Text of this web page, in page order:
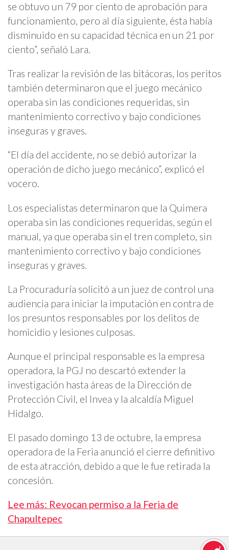
se obtuvo un 79 por ciento de aprobación para
funcionamiento, pero al día siguiente, ésta había
disminuido en su capacidad técnica en un 21 por
ciento”, señaló Lara.
Tras realizar la revisión de las bitácoras, los peritos
también determinaron que el juego mecánico
operaba sin las condiciones requeridas, sin
mantenimiento correctivo y bajo condiciones
inseguras y graves.
“El día del accidente, no se debió autorizar la
operación de dicho juego mecánico”, explicó el
vocero.
Los especialistas determinaron que la Quimera
operaba sin las condiciones requeridas, según el
manual, ya que operaba sin el tren completo, sin
mantenimiento correctivo y bajo condiciones
inseguras y graves.
La Procuraduría solicitó a un juez de control una
audiencia para iniciar la imputación en contra de
los presuntos responsables por los delitos de
homicidio y lesiones culposas.
Aunque el principal responsable es la empresa
operadora, la PGJ no descartó extender la
investigación hasta áreas de la Dirección de
Protección Civil, el Invea y la alcaldía Miguel
Hidalgo.
El pasado domingo 13 de octubre, la empresa
operadora de la Feria anunció el cierre definitivo
de esta atracción, debido a que le fue retirada la
concesión.
Lee más: Revocan permiso a la Feria de
Chapultepec